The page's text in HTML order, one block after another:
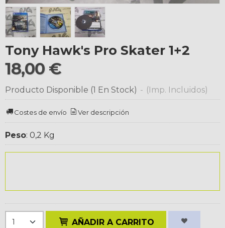
Tony Hawk's Pro Skater 1+2
18,00 €
Producto Disponible (1 En Stock) - (Imp. Incluidos)
Costes de envío Ver descripción
Peso: 0,2 Kg
AÑADIR A CARRITO